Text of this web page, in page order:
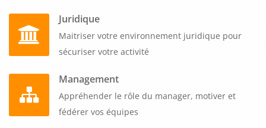
Juridique
Maitriser votre environnement juridique pour
sécuriser votre activité
Management
Appréhender le rôle du manager, motiver et
fédérer vos équipes